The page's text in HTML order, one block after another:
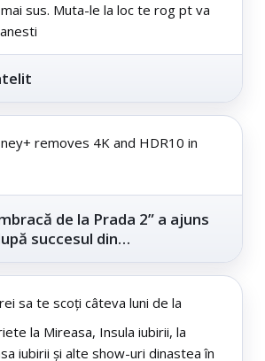
sus. Muta-le la loc te rog pt va
removes 4K and HDR10 in
de la Prada 2” a ajuns
succesul din
sa te scoți câteva luni de la
la Mireasa, Insula iubirii, la
iubirii și alte show-uri dinastea în